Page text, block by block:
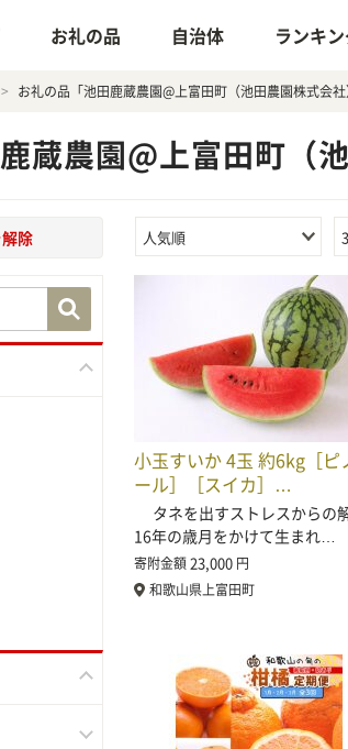
お礼の品 自治体 ランキ
お礼の品「池田鹿蔵農園@上富田町（池田農園株式会社
蔵農園@上富田町（
除 人気順
小玉すいか 4玉 約6kg［ピ
ール］［スイカ］…
タネを出すストレスからの
16年の歳月をかけて生まれ…
寄附金額23,000 円
和歌山県上富田町